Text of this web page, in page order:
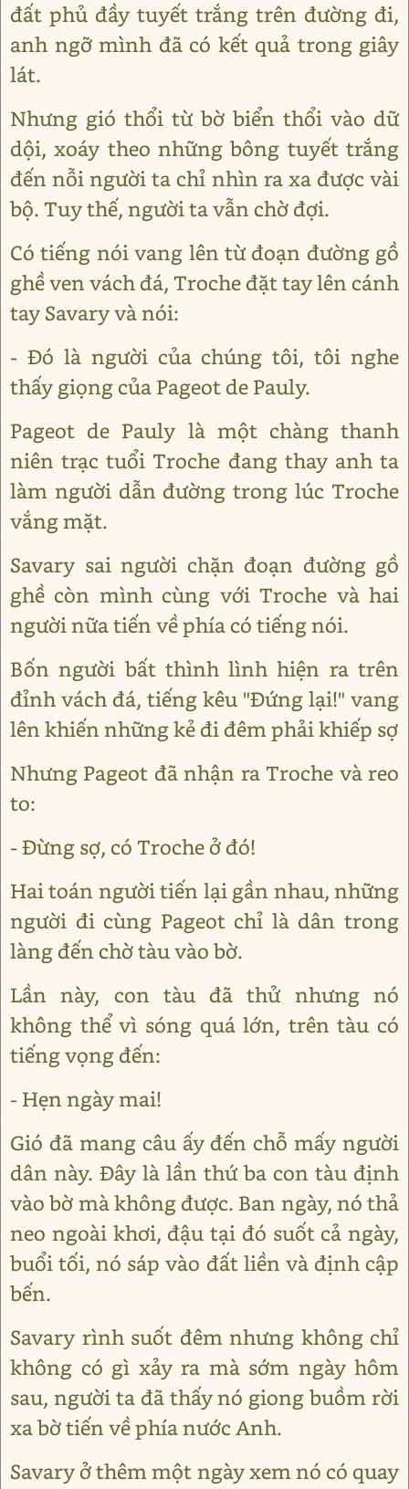
đất phủ đầy tuyết trắng trên đường đi,
anh ngỡ mình đã có kết quả trong giây
lát.
Nhưng gió thổi từ bờ biển thổi vào dữ
dội, xoáy theo những bông tuyết trắng
đến nỗi người ta chỉ nhìn ra xa được vài
bộ. Tuy thế, người ta vẫn chờ đợi.
Có tiếng nói vang lên từ đoạn đường gồ
ghề ven vách đá, Troche đặt tay lên cánh
tay Savary và nói:
- Đó là người của chúng tôi, tôi nghe
thấy giọng của Pageot de Pauly.
Pageot de Pauly là một chàng thanh
niên trạc tuổi Troche đang thay anh ta
làm người dẫn đường trong lúc Troche
vắng mặt.
Savary sai người chặn đoạn đường gồ
ghề còn mình cùng với Troche và hai
người nữa tiến về phía có tiếng nói.
Bốn người bất thình lình hiện ra trên
đỉnh vách đá, tiếng kêu "Đứng lại!" vang
lên khiến những kẻ đi đêm phải khiếp sợ
Nhưng Pageot đã nhận ra Troche và reo
to:
- Đừng sợ, có Troche ở đó!
Hai toán người tiến lại gần nhau, những
người đi cùng Pageot chỉ là dân trong
làng đến chờ tàu vào bờ.
Lần này, con tàu đã thử nhưng nó
không thể vì sóng quá lớn, trên tàu có
tiếng vọng đến:
- Hẹn ngày mai!
Gió đã mang câu ấy đến chỗ mấy người
dân này. Đây là lần thứ ba con tàu định
vào bờ mà không được. Ban ngày, nó thả
neo ngoài khơi, đậu tại đó suốt cả ngày,
buổi tối, nó sáp vào đất liền và định cập
bến.
Savary rình suốt đêm nhưng không chỉ
không có gì xảy ra mà sớm ngày hôm
sau, người ta đã thấy nó giong buồm rời
xa bờ tiến về phía nước Anh.
Savary ở thêm một ngày xem nó có quay